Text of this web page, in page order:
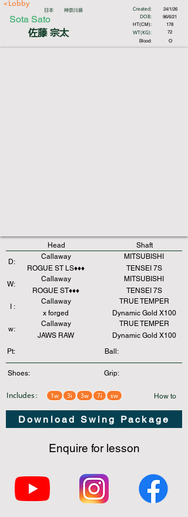
<Lobby
日本 神奈川県 Created:
Sota Sato
佐藤 宗太
DOB:
HT(CM):
WT(KG):
Blood:
24/1/26
96/6/21
178
72
O
Head
Shaft
D:
Callaway
ROGUE ST LS♦️♦️♦️
MITSUBISHI
TENSEI 7S
Callaway
W:
ROGUE ST♦️♦️♦️
MITSUBISHI
TENSEI 7S
I :
Callaway
x forged
TRUE TEMPER
Dynamic Gold X100
w:
Callaway
JAWS RAW
TRUE TEMPER
Dynamic Gold X100
Pt:
Ball:
Shoes: Grip:
Includes： 1w 3i 3w 7i sw How to
Download Swing Package
Enquire for lesson